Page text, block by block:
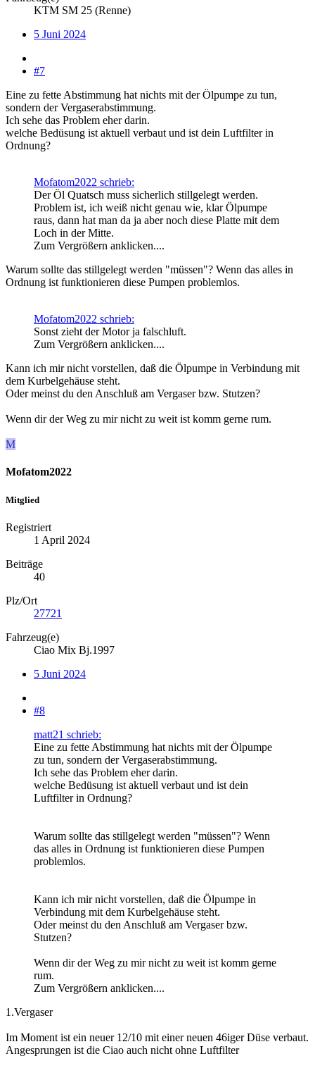
KTM SM 25 (Renne)
5 Juni 2024
#7
Eine zu fette Abstimmung hat nichts mit der Ölpumpe zu tun,
sondern der Vergaserabstimmung.
Ich sehe das Problem eher darin.
welche Bedüsung ist aktuell verbaut und ist dein Luftfilter in
Ordnung?
Mofatom2022 schrieb:
Der Öl Quatsch muss sicherlich stillgelegt werden.
Problem ist, ich weiß nicht genau wie, klar Ölpumpe
raus, dann hat man da ja aber noch diese Platte mit dem
Loch in der Mitte.
Zum Vergrößern anklicken....
Warum sollte das stillgelegt werden "müssen"? Wenn das alles in
Ordnung ist funktionieren diese Pumpen problemlos.
Mofatom2022 schrieb:
Sonst zieht der Motor ja falschluft.
Zum Vergrößern anklicken....
Kann ich mir nicht vorstellen, daß die Ölpumpe in Verbindung mit
dem Kurbelgehäuse steht.
Oder meinst du den Anschluß am Vergaser bzw. Stutzen?
Wenn dir der Weg zu mir nicht zu weit ist komm gerne rum.
M
Mofatom2022
Mitglied
Registriert
1 April 2024
Beiträge
40
Plz/Ort
27721
Fahrzeug(e)
Ciao Mix Bj.1997
5 Juni 2024
#8
matt21 schrieb:
Eine zu fette Abstimmung hat nichts mit der Ölpumpe
zu tun, sondern der Vergaserabstimmung.
Ich sehe das Problem eher darin.
welche Bedüsung ist aktuell verbaut und ist dein
Luftfilter in Ordnung?
Warum sollte das stillgelegt werden "müssen"? Wenn
das alles in Ordnung ist funktionieren diese Pumpen
problemlos.
Kann ich mir nicht vorstellen, daß die Ölpumpe in
Verbindung mit dem Kurbelgehäuse steht.
Oder meinst du den Anschluß am Vergaser bzw.
Stutzen?
Wenn dir der Weg zu mir nicht zu weit ist komm gerne
rum.
Zum Vergrößern anklicken....
1.Vergaser
Im Moment ist ein neuer 12/10 mit einer neuen 46iger Düse verbaut.
Angesprungen ist die Ciao auch nicht ohne Luftfilter